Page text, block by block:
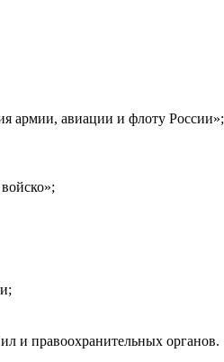
армии, авиации и флоту России»;
и правоохранительных органов.